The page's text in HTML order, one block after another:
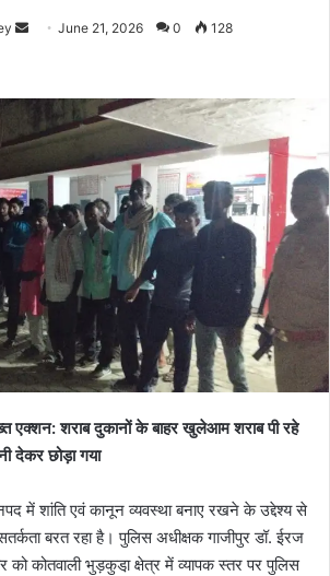
June 21, 2026 0 128
एक्शन: शराब दुकानों के बाहर खुलेआम शराब पी रहे
देकर छोड़ा गया
में शांति एवं कानून व्यवस्था बनाए रखने के उद्देश्य से
बरत रहा है। पुलिस अधीक्षक गाजीपुर डॉ. ईरज
को कोतवाली भुड़कुडा़ क्षेत्र में व्यापक स्तर पर पुलिस